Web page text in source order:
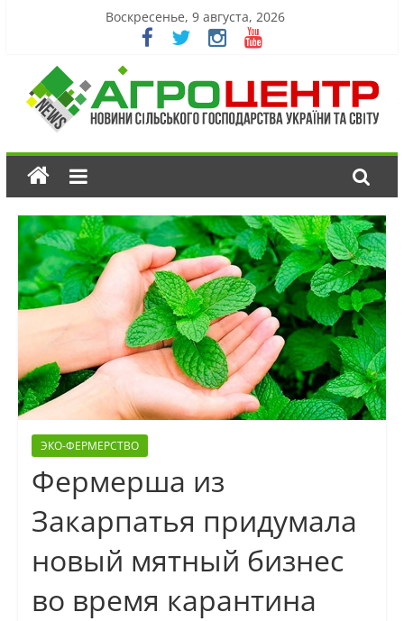
Воскресенье, 9 августа, 2026
ЭКО-ФЕРМЕРСТВО
Фермерша из
Закарпатья придумала
новый мятный бизнес
во время карантина